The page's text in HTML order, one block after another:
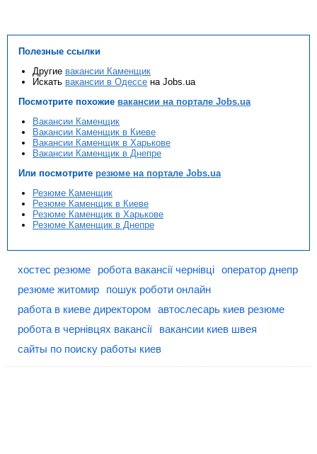
Полезные ссылки
Другие вакансии Каменщик
Искать вакансии в Одессе на Jobs.ua
Посмотрите похожие вакансии на портале Jobs.ua
Вакансии Каменщик
Вакансии Каменщик в Киеве
Вакансии Каменщик в Харькове
Вакансии Каменщик в Днепре
Или посмотрите резюме на портале Jobs.ua
Резюме Каменщик
Резюме Каменщик в Киеве
Резюме Каменщик в Харькове
Резюме Каменщик в Днепре
хостес резюме робота вакансії чернівці оператор днепр
резюме житомир
пошук роботи онлайн
работа в киеве директором автослесарь киев резюме
робота в чернівцях вакансії
вакансии киев швея
сайты по поиску работы киев